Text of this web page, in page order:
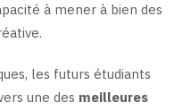
à mener à bien des
les futurs étudiants
une des meilleures